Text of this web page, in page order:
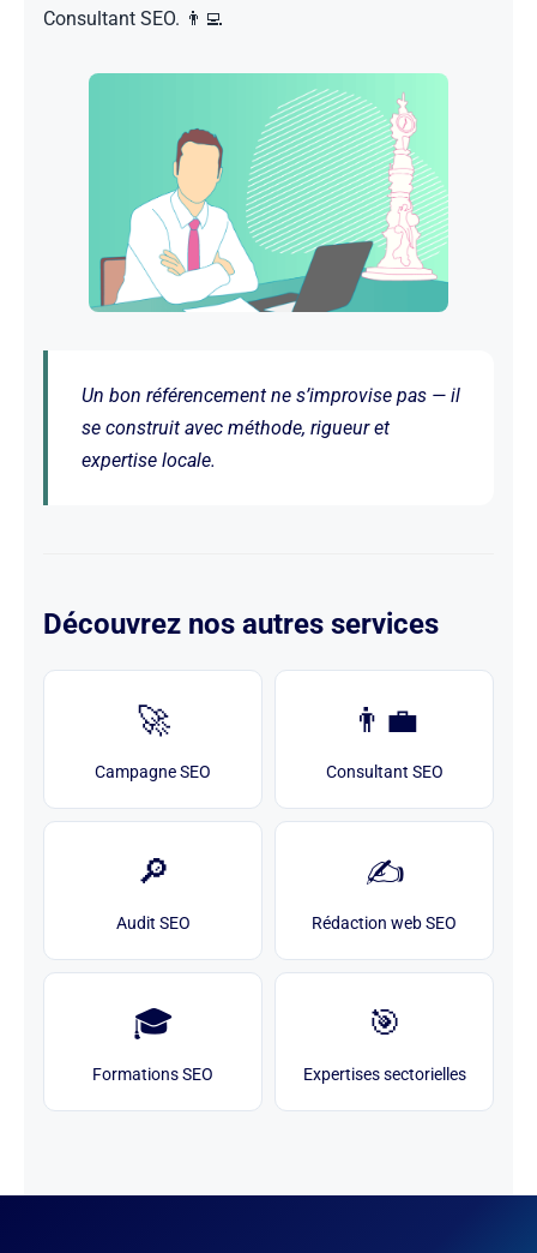
Consultant SEO. 👨‍💻
Un bon référencement ne s’improvise pas — il
se construit avec méthode, rigueur et
expertise locale.
Découvrez nos autres services
🚀
Campagne SEO
👨‍💼
Consultant SEO
🔎
Audit SEO
✍️
Rédaction web SEO
🎓
Formations SEO
🎯
Expertises sectorielles